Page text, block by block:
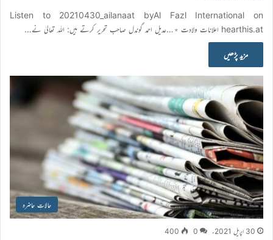
Listen to 20210430_ailanaat byAl Fazl International on
hearthis.at اعلانات ولادت ٭…عدیل احمد گوندل صاحب تحریر کرتے ہیں: اللہ تعالیٰ نے…
مزید پڑھیں
حالاتِ حاضرہ
30 اپریل 2021ء 0
400